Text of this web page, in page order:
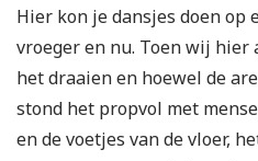
Hier kon je dansjes doen op
vroeger en nu. Toen wij hier
het draaien en hoewel de
stond het propvol met
en de voetjes van de vloer,